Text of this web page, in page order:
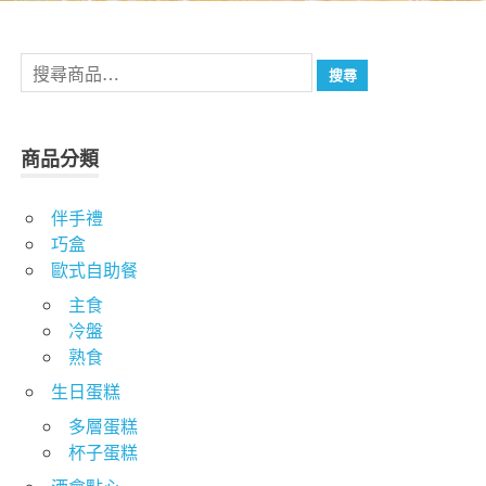
搜
尋
鍵
字:
搜尋
商品分類
伴手禮
巧盒
歐式自助餐
主食
冷盤
熟食
生日蛋糕
多層蛋糕
杯子蛋糕